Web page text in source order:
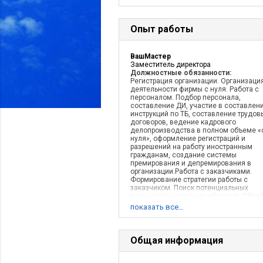
Опыт работы
ВашМастер
Заместитель директора
Должностные обязанности:
Регистрация организации.
деятельности фирмы с нуля. Работа с
персоналом. Подбор персонала,
составление ДИ, участие в
инструкций по ТБ, составление
договоров, ведение кадрового
делопроизводства в полном объеме
нуля», оформление регистраций и
разрешений на работу иностранным
гражданам, создание системы
премирования и депремирования в
организации.Работа с заказчиками.
Формирование стратегии работы с
заказчиком. Поиск потенциальных
первичных звонков заказчиков,
подготовка пакетов документов для
заключения договоров, заключение
договоров, составление и подписание
промежуточных и итоговых актов
показать все…
Общая информация